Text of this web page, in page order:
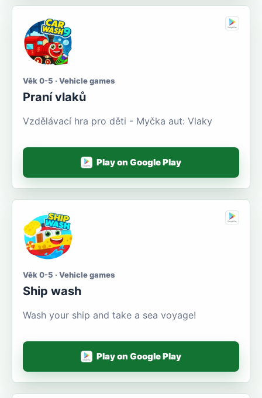
Věk 0-5 · Vehicle games
Praní vlaků
Vzdělávací hra pro děti - Myčka aut: Vlaky
Play on Google Play
Věk 0-5 · Vehicle games
Ship wash
Wash your ship and take a sea voyage!
Play on Google Play